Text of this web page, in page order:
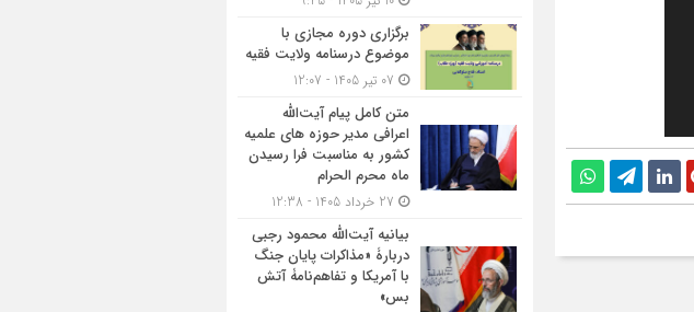
برگزاری دوره مجازی با
موضوع درسنامه ولایت فقیه
متن کامل پیام آیت‌الله
اعرافی مدیر حوزه های علمیه
کشور به مناسبت فرا رسیدن
ماه محرم الحرام
بیانیه آیت‌الله محمود رجبی
دربارۀ «مذاکرات پایان جنگ
با آمریکا و تفاهم‌نامۀ آتش
بس»